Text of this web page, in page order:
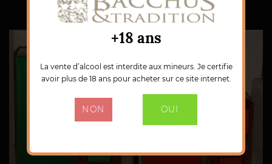
+18 ans
La vente d’alcool est interdite aux mineurs. Je certifie
avoir plus de 18 ans pour acheter sur ce site internet.
NON OUI